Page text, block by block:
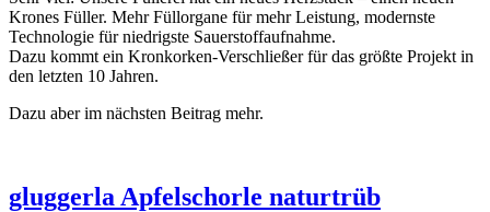
Krones Füller. Mehr Füllorgane für mehr Leistung, modernste
Technologie für niedrigste Sauerstoffaufnahme.
Dazu kommt ein Kronkorken-Verschließer für das größte Projekt in
den letzten 10 Jahren.
Dazu aber im nächsten Beitrag mehr.
gluggerla Apfelschorle naturtrüb